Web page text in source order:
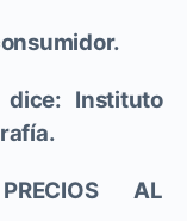
Instituto
AL